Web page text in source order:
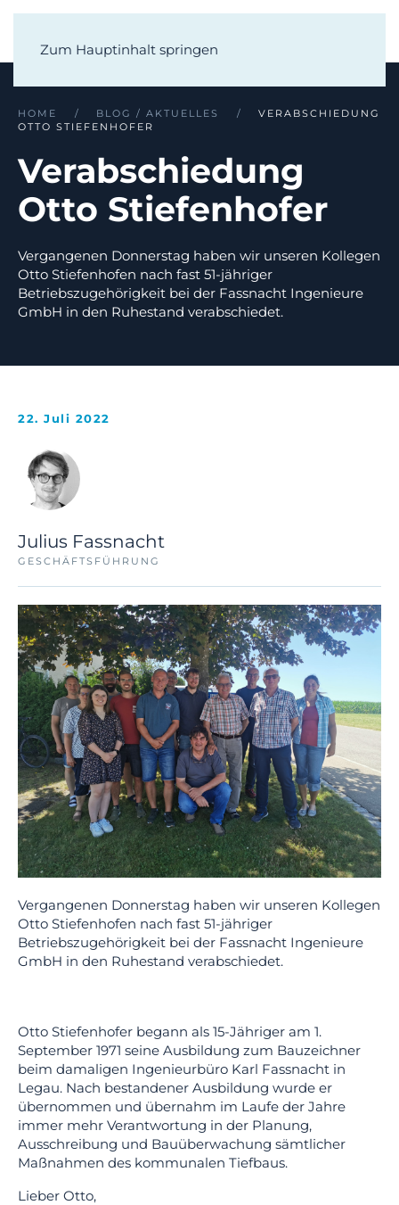
Zum Hauptinhalt springen
HOME BLOG / AKTUELLES
VERABSCHIEDUNG
OTTO STIEFENHOFER
Verabschiedung
Otto Stiefenhofer
Vergangenen Donnerstag haben wir unseren Kollegen
Otto Stiefenhofen nach fast 51-jähriger
Betriebszugehörigkeit bei der Fassnacht Ingenieure
GmbH in den Ruhestand verabschiedet.
22. Juli 2022
Julius Fassnacht
GESCHÄFTSFÜHRUNG
Vergangenen Donnerstag haben wir unseren Kollegen
Otto Stiefenhofen nach fast 51-jähriger
Betriebszugehörigkeit bei der Fassnacht Ingenieure
GmbH in den Ruhestand verabschiedet.
Otto Stiefenhofer begann als 15-Jähriger am 1.
September 1971 seine Ausbildung zum Bauzeichner
beim damaligen Ingenieurbüro Karl Fassnacht in
Legau. Nach bestandener Ausbildung wurde er
übernommen und übernahm im Laufe der Jahre
immer mehr Verantwortung in der Planung,
Ausschreibung und Bauüberwachung sämtlicher
Maßnahmen des kommunalen Tiefbaus.
Lieber Otto,